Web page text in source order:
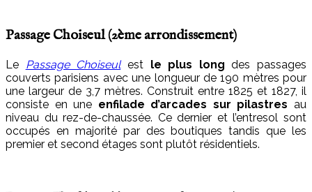
Passage Choiseul (2èmearrondissement)
Le Passage Choiseulest le plus long des passages
couverts parisiens avec une longueur de 190 mètres pour
une largeur de 3,7 mètres. Construit entre 1825 et 1827, il
consiste en une enfilade d’arcades sur pilastres au
niveau du rez-de-chaussée. Ce dernier et l’entresol sont
occupés en majorité par des boutiques tandis que les
premier et second étages sont plutôt résidentiels.